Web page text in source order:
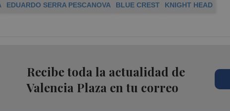
EDUARDO SERRA PESCANOVA BLUE CREST
KNIGHT HEAD
Recibe toda la actualidad de
Valencia Plaza en tu correo